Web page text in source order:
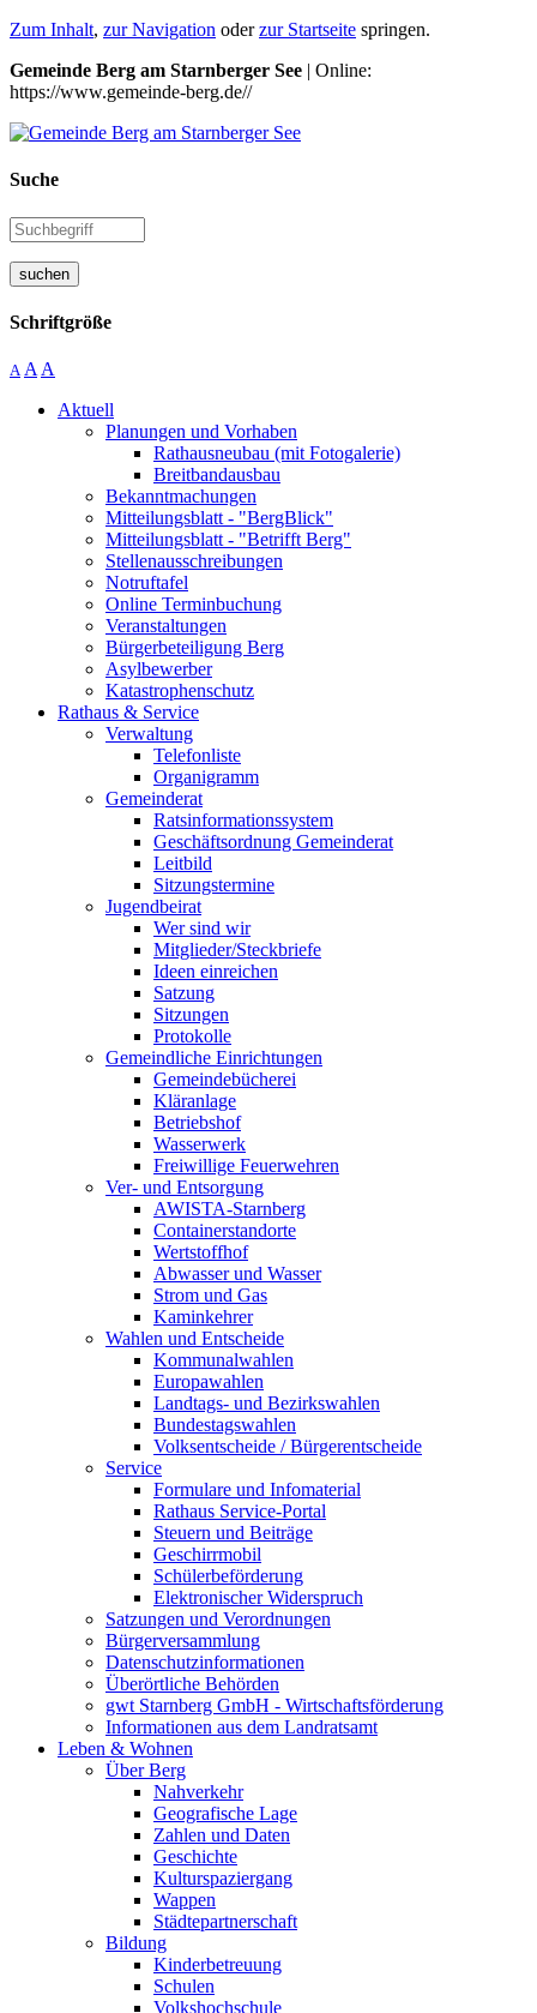
Zum Inhalt, zur Navigation oderzur Startseite springen.
Gemeinde Berg am Starnberger See | Online:
https://www.gemeinde-berg.de//
Suche
suchen
Schriftgröße
A A A
Aktuell
Planungen und Vorhaben
Rathausneubau (mit Fotogalerie)
Breitbandausbau
Bekanntmachungen
Mitteilungsblatt - "BergBlick"
Mitteilungsblatt - "Betrifft Berg"
Stellenausschreibungen
Notruftafel
Online Terminbuchung
Veranstaltungen
Bürgerbeteiligung Berg
Asylbewerber
Katastrophenschutz
Rathaus & Service
Verwaltung
Telefonliste
Organigramm
Gemeinderat
Ratsinformationssystem
Geschäftsordnung Gemeinderat
Leitbild
Sitzungstermine
Jugendbeirat
Wer sind wir
Mitglieder/Steckbriefe
Ideen einreichen
Satzung
Sitzungen
Protokolle
Gemeindliche Einrichtungen
Gemeindebücherei
Kläranlage
Betriebshof
Wasserwerk
Freiwillige Feuerwehren
Ver- und Entsorgung
AWISTA-Starnberg
Containerstandorte
Wertstoffhof
Abwasser und Wasser
Strom und Gas
Kaminkehrer
Wahlen und Entscheide
Kommunalwahlen
Europawahlen
Landtags- und Bezirkswahlen
Bundestagswahlen
Volksentscheide / Bürgerentscheide
Service
Formulare und Infomaterial
Rathaus Service-Portal
Steuern und Beiträge
Geschirrmobil
Schülerbeförderung
Elektronischer Widerspruch
Satzungen und Verordnungen
Bürgerversammlung
Datenschutzinformationen
Überörtliche Behörden
gwt Starnberg GmbH - Wirtschaftsförderung
Informationen aus dem Landratsamt
Leben & Wohnen
Über Berg
Nahverkehr
Geografische Lage
Zahlen und Daten
Geschichte
Kulturspaziergang
Wappen
Städtepartnerschaft
Bildung
Kinderbetreuung
Schulen
Volkshochschule